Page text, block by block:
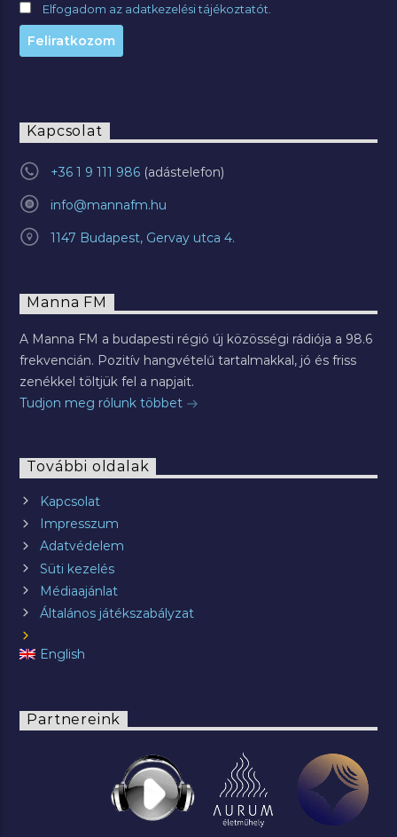
Elfogadom az adatkezelési tájékoztatót.
Kapcsolat
+36 1 9 111 986
info@mannafm.hu
1147 Budapest, Gervay utca 4.
Manna FM
A Manna FM a budapesti régió új közösségi rádiója a 98.6
frekvencián. Pozitív hangvételű tartalmakkal, jó és friss
zenékkel töltjük fel a napjait.
Tudjon meg rólunk többet
További oldalak
Kapcsolat
Impresszum
Adatvédelem
Süti kezelés
Médiaajánlat
Általános játékszabályzat
English
Partnereink